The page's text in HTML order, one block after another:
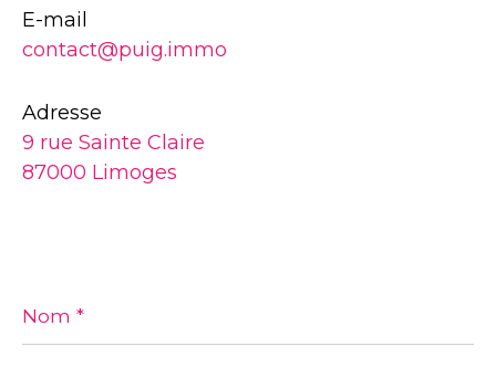
E-mail
contact@puig.immo
Adresse
9 rue Sainte Claire
87000 Limoges
*